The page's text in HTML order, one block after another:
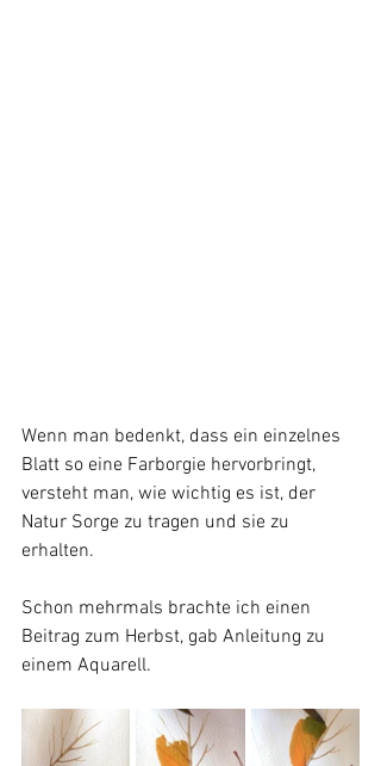
Wenn man bedenkt, dass ein einzelnes
Blatt so eine Farborgie hervorbringt,
versteht man, wie wichtig es ist, der
Natur Sorge zu tragen und sie zu
erhalten.
Schon mehrmals brachte ich einen
Beitrag zum Herbst, gab Anleitung zu
einem Aquarell.